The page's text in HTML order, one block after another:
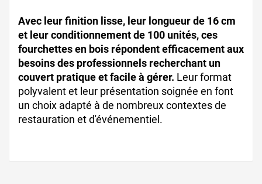
Avec leur finition lisse, leur longueur de 16 cm
et leur conditionnement de 100 unités, ces
fourchettes en bois répondent efficacement aux
besoins des professionnels recherchant un
couvert pratique et facile à gérer. Leur format
polyvalent et leur présentation soignée en font
un choix adapté à de nombreux contextes de
restauration et d'événementiel.